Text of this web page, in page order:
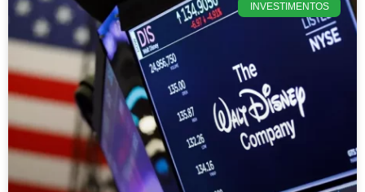
INVESTIMENTOS